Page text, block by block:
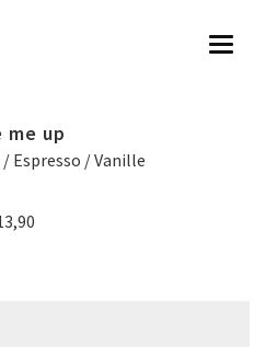
me up
Espresso / Vanille